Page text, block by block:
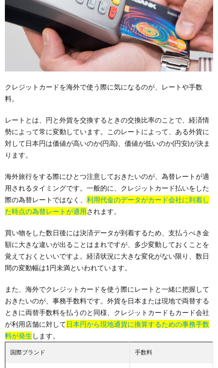
クレジットカードを海外で使う際に気になるのが、レートや手数
料。
レートとは、円と外貨を交換するときの交換比率のことで、経済情
勢によって常に変動しています。このレートによって、ある外貨に
対して日本円は価値が高いのか(円高)、価値が低いのか(円安)が決ま
ります。
海外旅行をする際にひとつ注意しておきたいのが、為替レートが適
用されるタイミングです。一般的に、クレジットカード払いをした
際の為替レートではなく、 利用代金のデータがカード会社に到着し
た時点の為替レートが適用されます。
買い物をした数日後には決済データが到着するため、支払うべき金
額に大きな違いが出ることはまれですが、多少変動しておくことを
覚えておくといいですよ。経済状況に大きな変化がない限り、数日
間の変動幅は1円未満といわれています。
また、海外でクレジットカードを使う際にレートと一緒に把握して
おきたいのが、事務手数料です。外貨を日本または現地で両替する
ときに両替手数料を払うのと同様、クレジットカードもカード会社
が利用店舗に対して日本円から現地通貨に換算するための事務手数
料が発生 します。
国際ブランド 手数料